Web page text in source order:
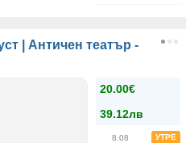
| Античен театър -
20.00€
39.12лв
8.08 УТРЕ